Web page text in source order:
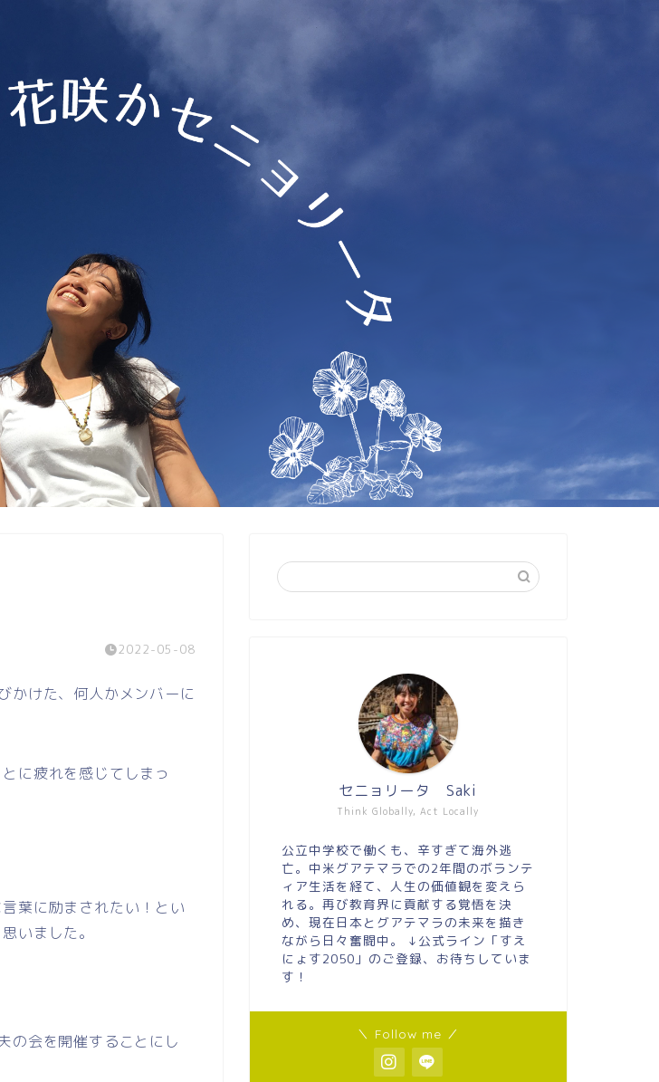
2022-05-08
かけた、何人かメンバーに
に疲れを感じてしまっ
葉に励まされたい！とい
いました。
の会を開催することにし
Think Globally, Act Locally
セニョリータ Saki
公立中学校で働くも、辛すぎて海外逃
亡。中米グアテマラでの2年間のボランテ
ィア生活を経て、人生の価値観を変えら
れる。再び教育界に貢献する覚悟を決
め、現在日本とグアテマラの未来を描き
ながら日々奮闘中。 ↓公式ライン「すえ
にょす2050」のご登録、お待ちしていま
す！
＼ Follow me ／